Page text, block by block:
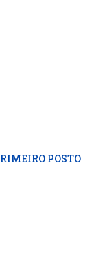
POSTO